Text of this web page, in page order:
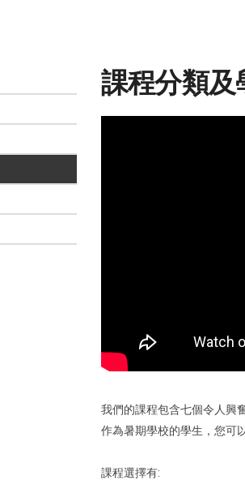
課程分類及
我們的課程包含七個令人興
作為暑期學校的學生，您可
課程選擇有: